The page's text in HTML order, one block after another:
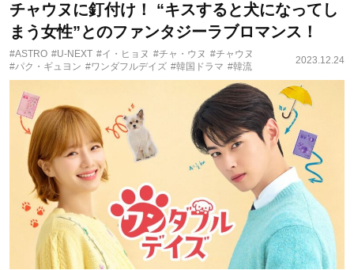
チャウヌに釘付け！ “キスすると犬になってし
まう女性”とのファンタジーラブロマンス！
#ASTRO #U-NEXT #イ・ヒョヌ #チャ・ウヌ #チャウヌ
#パク・ギュヨン #ワンダフルデイズ #韓国ドラマ #韓流
2023.12.24